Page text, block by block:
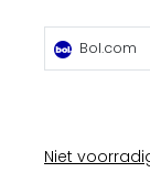
Bol.com
Niet